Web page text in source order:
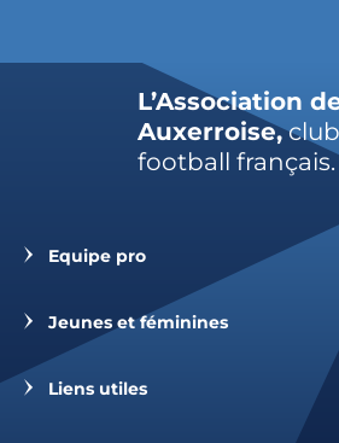
L’Association
Auxerroise,
football français.
Equipe pro
Jeunes et féminines
Liens utiles